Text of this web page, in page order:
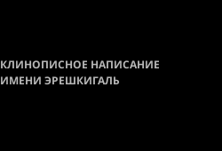
КЛИНОПИСНОЕ НАПИСАНИЕ
ИМЕНИ ЭРЕШКИГАЛЬ